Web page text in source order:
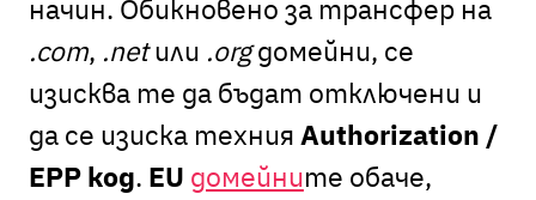
начин. Обикновено за трансфер на
.com, .netили .orgдомейни, се
изисква те да бъдат отключени и
да се изиска техния Authorization /
EPP код. EU домейните обаче,